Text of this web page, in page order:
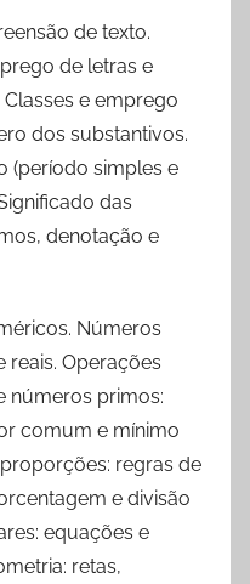
de texto.
de letras e
e emprego
dos substantivos.
(período simples e
das
denotação e
Números
reais. Operações
números primos:
comum e mínimo
regras de
e divisão
equações e
retas,